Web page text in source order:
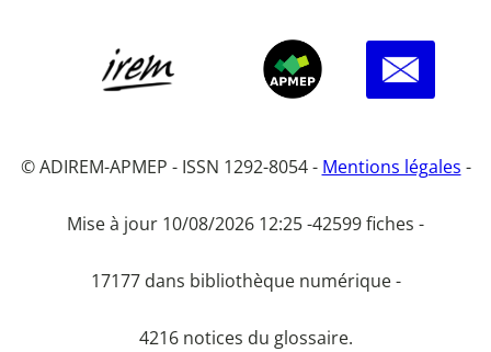
© ADIREM-APMEP - ISSN 1292-8054 - Mentions légales -
Mise à jour 10/08/2026 12:25 -42599 fiches -
17177 dans bibliothèque numérique -
4216 notices du glossaire.